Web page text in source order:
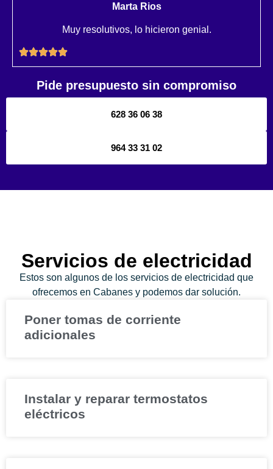
Marta Rios
Muy resolutivos, lo hicieron genial.
Pide presupuesto sin compromiso
628 36 06 38
964 33 31 02
Servicios de electricidad
Estos son algunos de los servicios de electricidad que
ofrecemos en Cabanes y podemos dar solución.
Poner tomas de corriente
adicionales
Instalar y reparar termostatos
eléctricos